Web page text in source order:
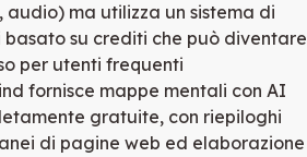
audio) ma utilizza un sistema di
basato su crediti che può diventare
per utenti frequenti
fornisce mappe mentali con AI
gratuite, con riepiloghi
di pagine web ed elaborazione